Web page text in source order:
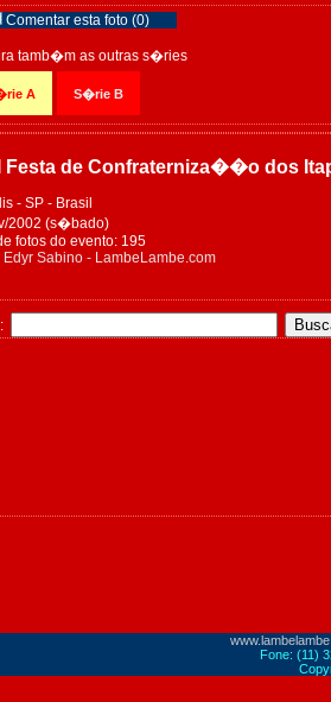
Comentar esta foto (0)
tamb�m as outras s�ries
A S�rie B
Festa de Confraterniza��o dos
- SP - Brasil
2002 (s�bado)
fotos do evento: 195
Edyr Sabino - LambeLambe.com
Fone: (11)